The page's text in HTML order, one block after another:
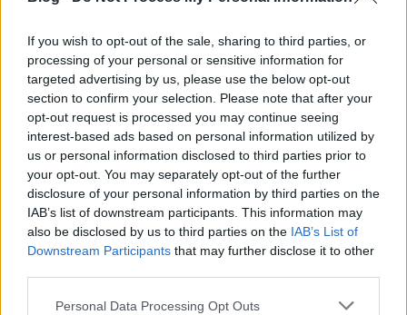
If you wish to opt-out of the sale, sharing to third parties, or
processing of your personal or sensitive information for
targeted advertising by us, please use the below opt-out
section to confirm your selection. Please note that after your
opt-out request is processed you may continue seeing
interest-based ads based on personal information utilized by
us or personal information disclosed to third parties prior to
your opt-out. You may separately opt-out of the further
disclosure of your personal information by third parties on the
IAB’s list of downstream participants. This information may
also be disclosed by us to third parties on the IAB’s List of
Downstream Participants that may further disclose it to other
Please note that this website/app uses one or more Google
Personal Data Processing Opt Outs
Védelmünk érdekében abiztonságos böngésző
környezet mellettérdemes lehet azt is ellenőrizni,
beállítani, tesztelni, hogy a vírusvédelmi
programunk valóban blokkolja-e az ilyen kártékony